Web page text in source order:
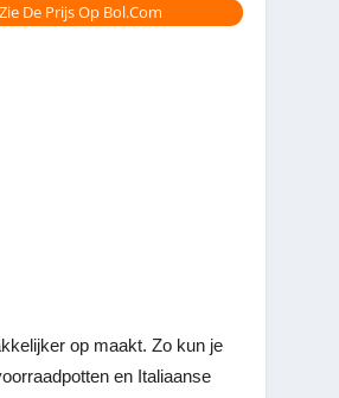
Zie De Prijs Op Bol.com
op maakt. Zo kun je
en Italiaanse